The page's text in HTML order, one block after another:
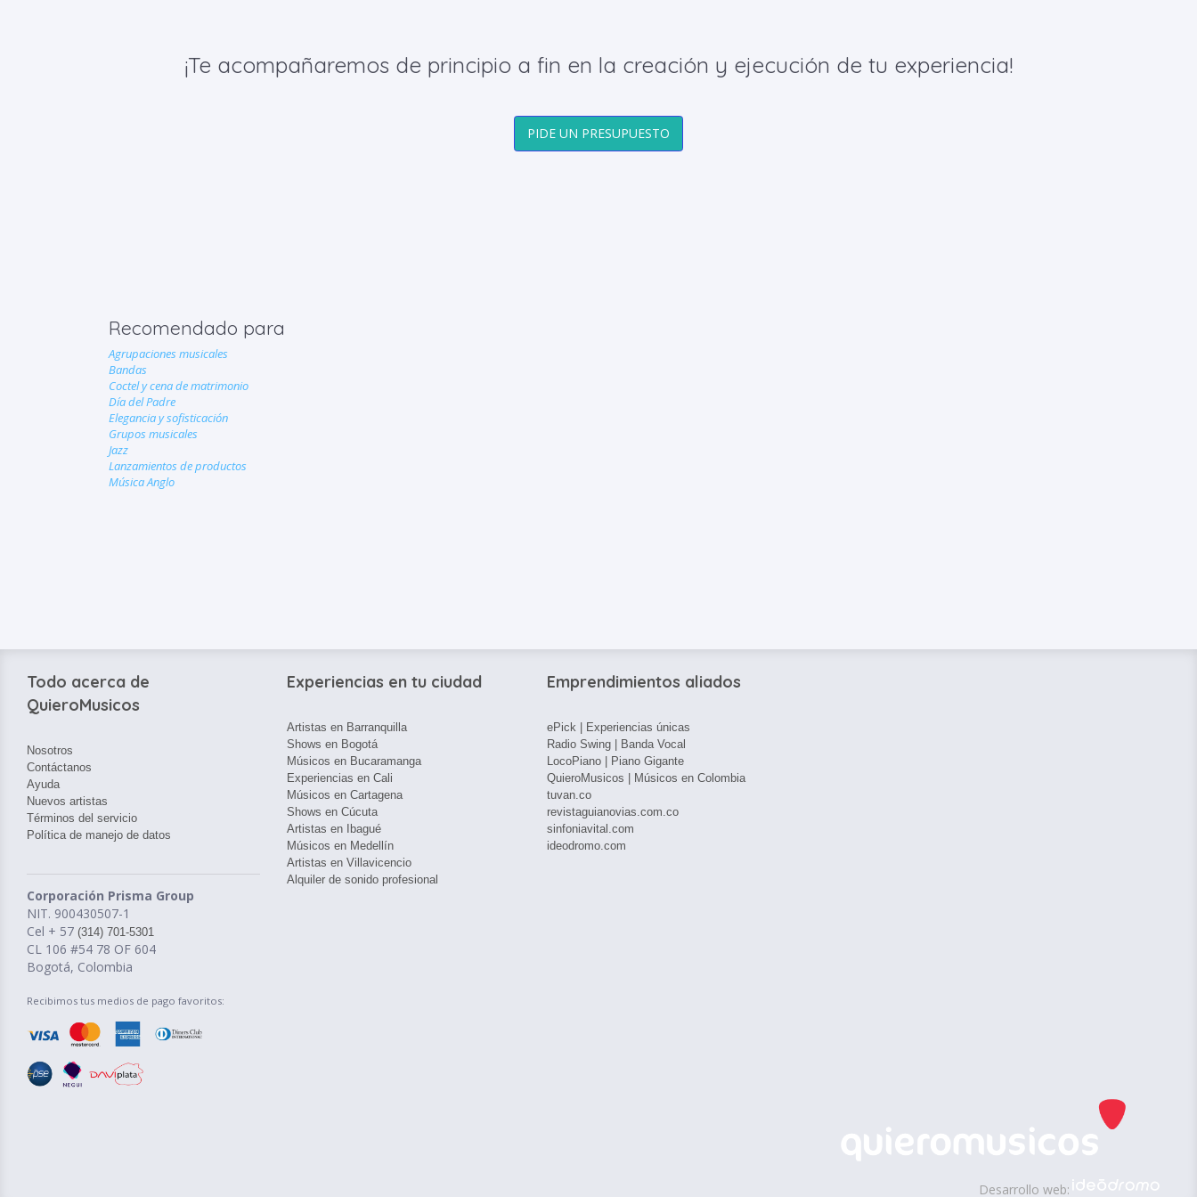
¡Te acompañaremos de principio a fin en la creación y ejecución de tu experiencia!
PIDE UN PRESUPUESTO
Recomendado para
Agrupaciones musicales
Bandas
Coctel y cena de matrimonio
Día del Padre
Elegancia y sofisticación
Grupos musicales
Jazz
Lanzamientos de productos
Música Anglo
Todo acerca de
QuieroMusicos
Nosotros
Contáctanos
Ayuda
Nuevos artistas
Términos del servicio
Política de manejo de datos
Corporación Prisma Group
NIT. 900430507-1
Cel + 57 (314) 701-5301
CL 106 #54 78 OF 604
Bogotá, Colombia
Recibimos tus medios de pago favoritos:
Experiencias en tu ciudad
Artistas en Barranquilla
Shows en Bogotá
Músicos en Bucaramanga
Experiencias en Cali
Músicos en Cartagena
Shows en Cúcuta
Artistas en Ibagué
Músicos en Medellín
Artistas en Villavicencio
Alquiler de sonido profesional
Emprendimientos aliados
ePick | Experiencias únicas
Radio Swing | Banda Vocal
LocoPiano | Piano Gigante
QuieroMusicos | Músicos en Colombia
tuvan.co
revistaguianovias.com.co
sinfoniavital.com
ideodromo.com
Desarrollo web: